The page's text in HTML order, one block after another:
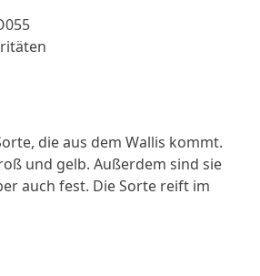
die aus dem Wallis kommt.
und gelb. Außerdem sind sie
auch fest. Die Sorte reift im